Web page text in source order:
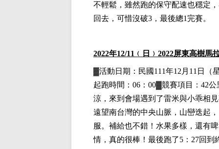
不輕鬆，雖然跑的保守配速也穩定
回去，可惜沒破3，最後總1完賽。
2022年12/11 ﹙日﹚ 2022屏東高樹馬
▓活動日期： 民國111年12月11日
（
起跑時間：06：00▓競賽項目：42
涼，來到會場遇到了雷米與小乖相
遠望南台灣的中央山脈，山巒迭起
服。補給也不錯！水果多樣，還有
情，真的很棒！最後跑了5：27回到